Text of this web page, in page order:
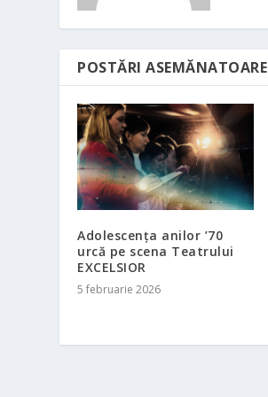
POSTĂRI ASEMĂNATOARE
Adolescența anilor ’70
urcă pe scena Teatrului
EXCELSIOR
5 februarie 2026